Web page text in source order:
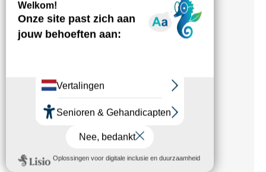
Meublé “M. et Mme POTONNIER
Pascal et Véronique”
Voir hébergement
Meublé M. Maupas Jean-Louis 1